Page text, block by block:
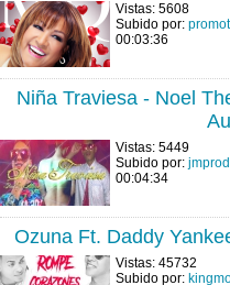
Vistas: 5608
Subido por:
00:03:36
Niña Traviesa - Noel
Vistas: 5449
Subido por:
00:04:34
Ozuna Ft. Daddy
Vistas: 45732
Subido por: